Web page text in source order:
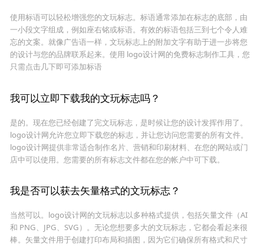
使用标语可以轻松增强您的文玩标志。标语通常添加在标志的底部，由
一小段文字组成，例如座右铭或标语。有效的标语包括三到七个令人难
忘的文案。就像广告语一样，文玩标志上的附加文字有助于进一步将您
的设计与您的品牌联系起来。使用 logo设计网的免费标志制作工具，您
只需点击几下即可添加标语
我可以立即下载我的文玩标志吗？
是的。现在您已经创建了完文玩标志，是时候让您的设计发挥作用了。
logo设计网允许您立即下载您的标志，并让您访问您需要的所有文件。
logo设计网提供非常适合制作名片、营销和印刷材料、在您的网站或门
店中可以使用。您需要的所有标志文件都在您的帐户中可下载。
我是否可以获去矢量格式的文玩标志？
当然可以。logo设计网的文玩标志以多种格式提供，包括矢量文件（AI
和 PNG、JPG、SVG）。无论您想要多大的文玩标志，它都会看起来很
棒。矢量文件用于创建打印布局和插图，因为它们确保所有格式和尺寸